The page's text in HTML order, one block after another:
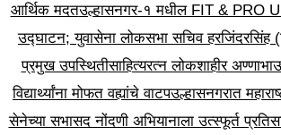
आर्थिक मदतउल्हासनगर-१ मधील FIT & PRO
उद्घाटन; युवासेना लोकसभा सचिव हरजिंदरसिंह
प्रमुख उपस्थितीसाहित्यरत्न लोकशाहीर
विद्यार्थ्यांना मोफत वह्यांचे वाटपउल्हासनगरात
सेनेच्या सभासद नोंदणी अभियानाला उत्स्फूर्त